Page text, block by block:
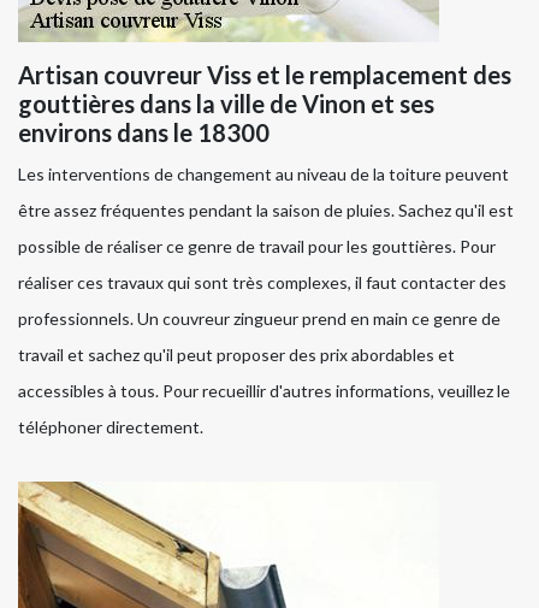
Artisan couvreur Viss et le remplacement des
gouttières dans la ville de Vinon et ses
environs dans le 18300
Les interventions de changement au niveau de la toiture peuvent
être assez fréquentes pendant la saison de pluies. Sachez qu'il est
possible de réaliser ce genre de travail pour les gouttières. Pour
réaliser ces travaux qui sont très complexes, il faut contacter des
professionnels. Un couvreur zingueur prend en main ce genre de
travail et sachez qu'il peut proposer des prix abordables et
accessibles à tous. Pour recueillir d'autres informations, veuillez le
téléphoner directement.